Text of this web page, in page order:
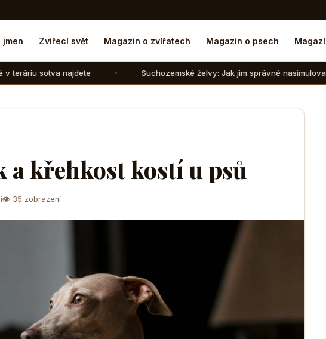
Zvířecí svět Magazín o zvířatech Magazín o psech
Suchozemské želvy: Jak jim správně nasimulovat zimní spánek v
křehkost kostí u psů
👁 35 zobrazení